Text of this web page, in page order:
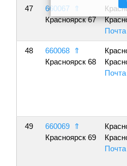
47 660067
⇑
Красноярск 67
48 660068
⇑
Красноярск 68
49 660069
⇑
Красноярск 69